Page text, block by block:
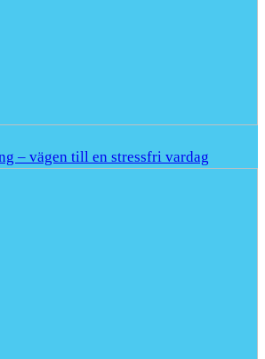
– vägen till en stressfri vardag